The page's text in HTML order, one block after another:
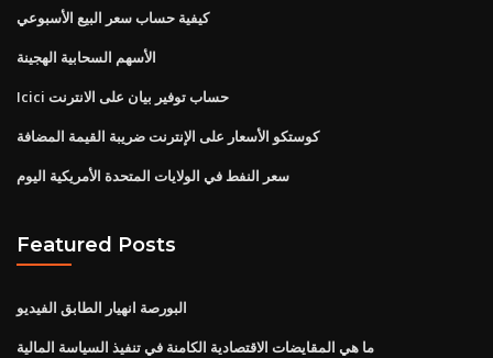
كيفية حساب سعر البيع الأسبوعي
الأسهم السحابية الهجينة
Icici حساب توفير بيان على الانترنت
كوستكو الأسعار على الإنترنت ضريبة القيمة المضافة
سعر النفط في الولايات المتحدة الأمريكية اليوم
Featured Posts
البورصة انهيار الطابق الفيديو
ما هي المقايضات الاقتصادية الكامنة في تنفيذ السياسة المالية